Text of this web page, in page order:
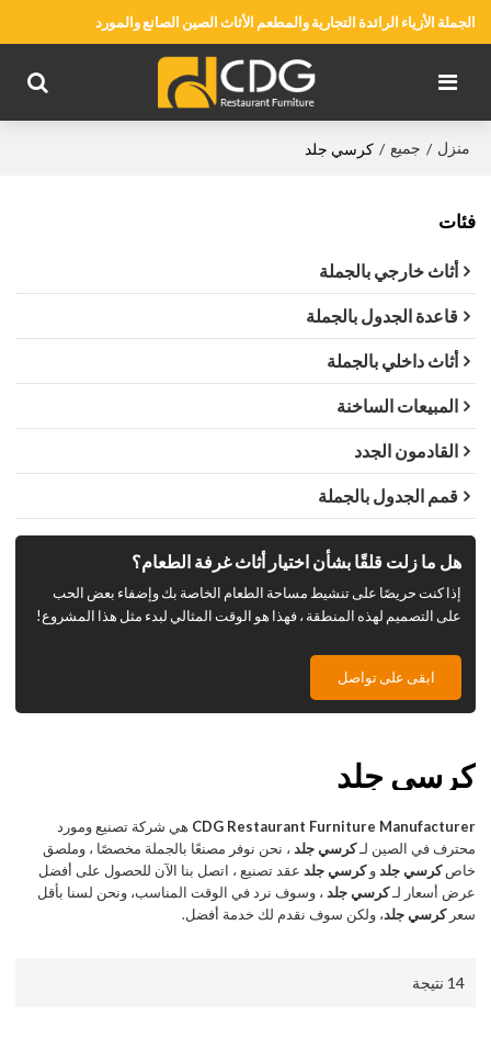
الجملة الأزياء الرائدة التجارية والمطعم الأثاث الصين الصانع والمورد
منزل / جميع / كرسي جلد
فئات
أثاث خارجي بالجملة
قاعدة الجدول بالجملة
أثاث داخلي بالجملة
المبيعات الساخنة
القادمون الجدد
قمم الجدول بالجملة
هل ما زلت قلقًا بشأن اختيار أثاث غرفة الطعام؟
إذا كنت حريصًا على تنشيط مساحة الطعام الخاصة بك وإضفاء بعض الحب
على التصميم لهذه المنطقة ، فهذا هو الوقت المثالي لبدء مثل هذا المشروع!
ابقى على تواصل
كرسي جلد
CDG Restaurant Furniture Manufacturer هي شركة تصنيع ومورد
محترف في الصين لـكرسي جلد ، نحن نوفر مصنعًا بالجملة مخصصًا ، وملصق
خاصكرسي جلدوكرسي جلد عقد تصنيع ، اتصل بنا الآن للحصول على أفضل
عرض أسعار لـكرسي جلد ، وسوف نرد في الوقت المناسب، ونحن لسنا بأقل
سعركرسي جلد، ولكن سوف نقدم لك خدمة أفضل.
14 نتيجة